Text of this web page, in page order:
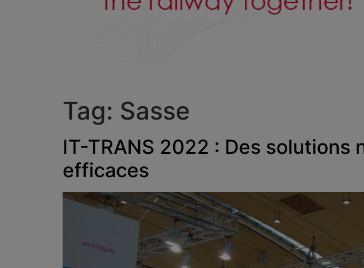
Tag: Sasse
IT-TRANS 2022 : Des
efficaces